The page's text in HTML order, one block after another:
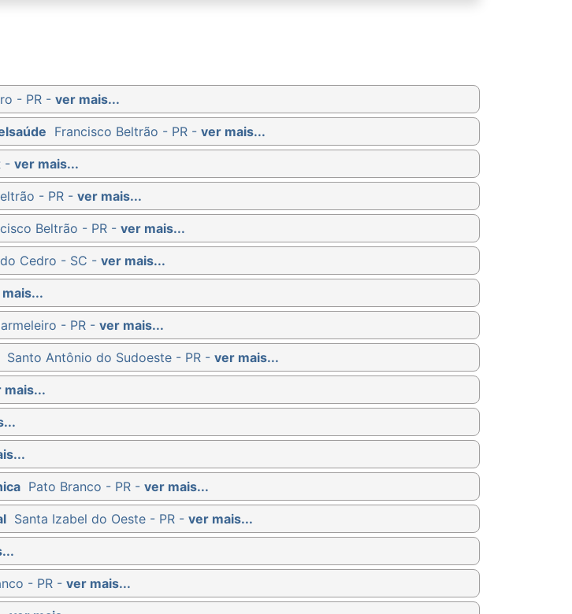
- PR - ver mais...
Francisco Beltrão - PR - ver mais...
- ver mais...
- PR - ver mais...
Beltrão - PR - ver mais...
Cedro - SC - ver mais...
- PR - ver mais...
Santo Antônio do Sudoeste - PR - ver mais...
mais...
Pato Branco - PR - ver mais...
Santa Izabel do Oeste - PR - ver mais...
- PR - ver mais...